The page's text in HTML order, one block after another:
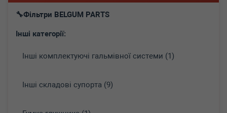
Фільтри BELGUM PARTS
Інші категорії:
Інші комплектуючі гальмівної системи (1)
Інші складові супорта (9)